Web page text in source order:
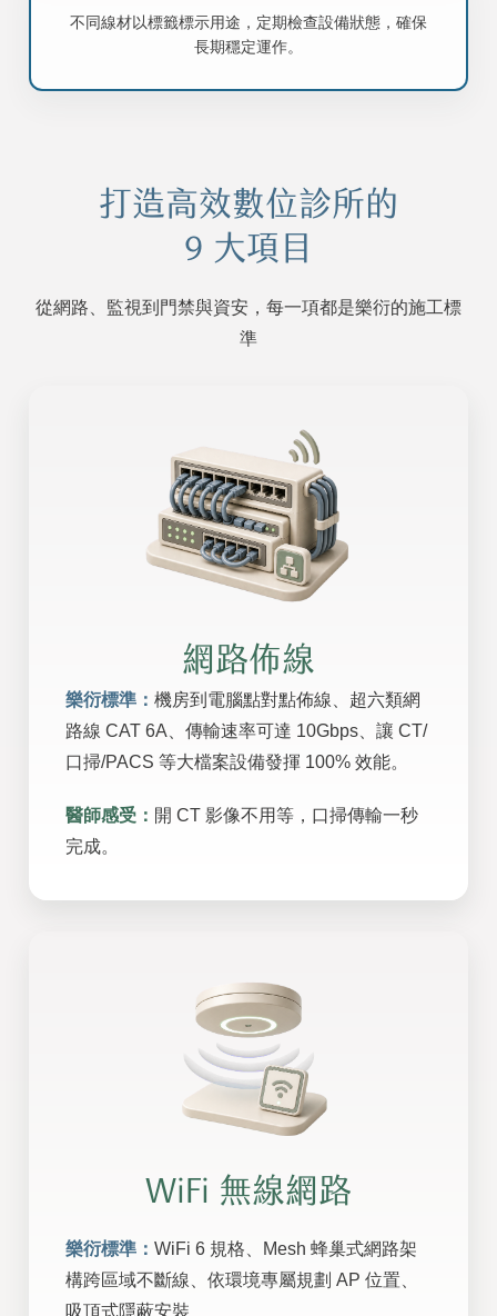
不同線材以標籤標示用途，定期檢查設備狀態，確保
長期穩定運作。
打造高效數位診所的
9 大項目
從網路、監視到門禁與資安，每一項都是樂衍的施工標
準
網路佈線
樂衍標準： 機房到電腦點對點佈線、超六類網
路線 CAT 6A、傳輸速率可達 10Gbps、讓 CT/
口掃/PACS 等大檔案設備發揮 100% 效能。
醫師感受： 開 CT 影像不用等，口掃傳輸一秒
完成。
WiFi 無線網路
樂衍標準： WiFi 6 規格、Mesh 蜂巢式網路架
構跨區域不斷線、依環境專屬規劃 AP 位置、
吸頂式隱蔽安裝